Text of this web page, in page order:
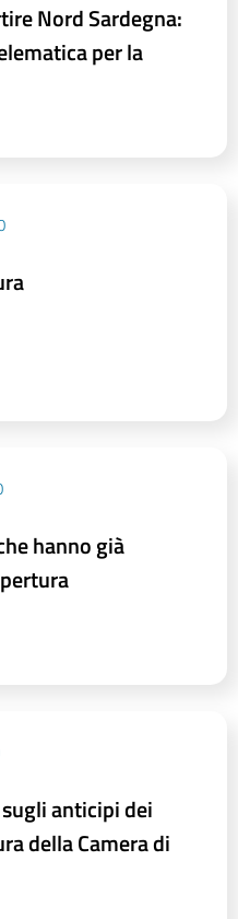
Nord Sardegna:
per la
hanno già
anticipi dei
della Camera di